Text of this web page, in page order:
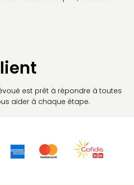
est prêt à répondre à toutes
aider à chaque étape.